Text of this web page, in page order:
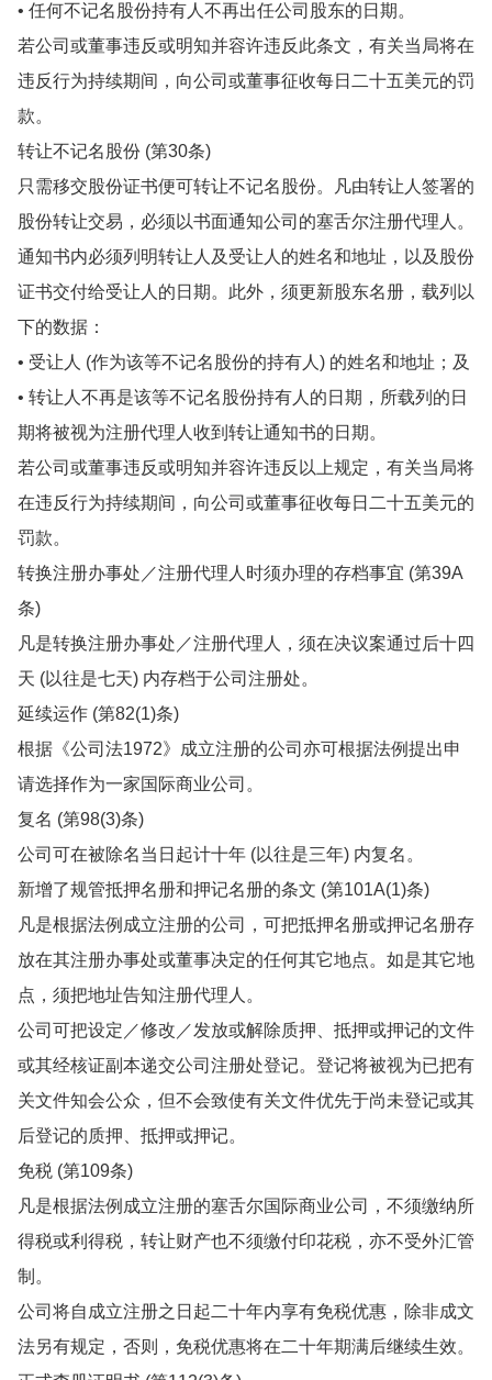
• 任何不记名股份持有人不再出任公司股东的日期。
若公司或董事违反或明知并容许违反此条文，有关当局将在
违反行为持续期间，向公司或董事征收每日二十五美元的罚
款。
转让不记名股份 (第30条)
只需移交股份证书便可转让不记名股份。凡由转让人签署的
股份转让交易，必须以书面通知公司的塞舌尔注册代理人。
通知书内必须列明转让人及受让人的姓名和地址，以及股份
证书交付给受让人的日期。此外，须更新股东名册，载列以
下的数据：
• 受让人 (作为该等不记名股份的持有人) 的姓名和地址；及
• 转让人不再是该等不记名股份持有人的日期，所载列的日
期将被视为注册代理人收到转让通知书的日期。
若公司或董事违反或明知并容许违反以上规定，有关当局将
在违反行为持续期间，向公司或董事征收每日二十五美元的
罚款。
转换注册办事处／注册代理人时须办理的存档事宜 (第39A
条)
凡是转换注册办事处／注册代理人，须在决议案通过后十四
天 (以往是七天) 内存档于公司注册处。
延续运作 (第82(1)条)
根据《公司法1972》成立注册的公司亦可根据法例提出申
请选择作为一家国际商业公司。
复名 (第98(3)条)
公司可在被除名当日起计十年 (以往是三年) 内复名。
新增了规管抵押名册和押记名册的条文 (第101A(1)条)
凡是根据法例成立注册的公司，可把抵押名册或押记名册存
放在其注册办事处或董事决定的任何其它地点。如是其它地
点，须把地址告知注册代理人。
公司可把设定／修改／发放或解除质押、抵押或押记的文件
或其经核证副本递交公司注册处登记。登记将被视为已把有
关文件知会公众，但不会致使有关文件优先于尚未登记或其
后登记的质押、抵押或押记。
免税 (第109条)
凡是根据法例成立注册的塞舌尔国际商业公司，不须缴纳所
得税或利得税，转让财产也不须缴付印花税，亦不受外汇管
制。
公司将自成立注册之日起二十年内享有免税优惠，除非成文
法另有规定，否则，免税优惠将在二十年期满后继续生效。